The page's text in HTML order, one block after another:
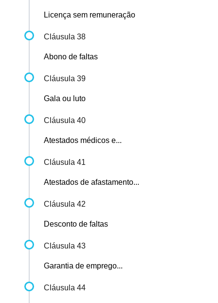
Licença sem remuneração
Cláusula 38
Abono de faltas
Cláusula 39
Gala ou luto
Cláusula 40
Atestados médicos e...
Cláusula 41
Atestados de afastamento...
Cláusula 42
Desconto de faltas
Cláusula 43
Garantia de emprego...
Cláusula 44